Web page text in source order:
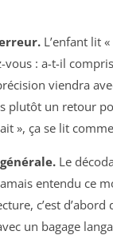
L’enfant lit
: a-t-il
viendra
plutôt un retour
», ça se lit
Le
entendu ce
c’est d’abord
un bagage